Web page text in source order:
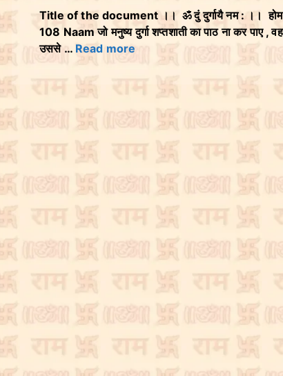
Title of the document ।। ॐ दुं दुर्गायै नम : ।। होम
108 Naam जो मनुष्य दुर्गा शप्तशाती का पाठ ना कर पाए ,
उससे … Read more